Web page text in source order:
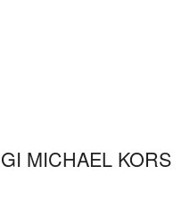
MICHAEL KORS